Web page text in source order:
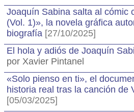
Joaquín Sabina salta al cómic
(Vol. 1)», la novela gráfica
biografía [27/10/2025]
El hola y adiós de Joaquín
por Xavier Pintanel
«Solo pienso en ti», el
historia real tras la canción de
[05/03/2025]